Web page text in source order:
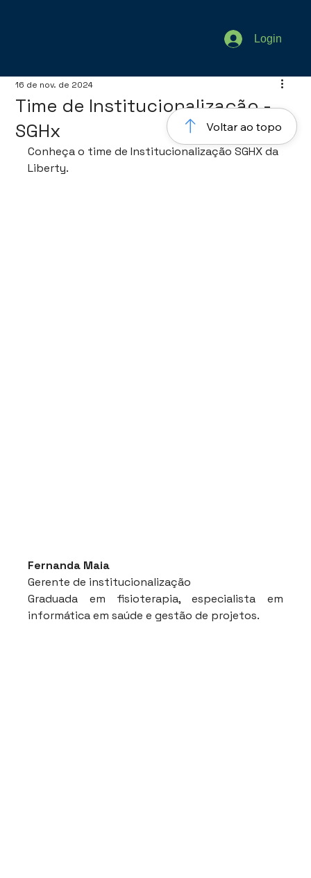
Login
Time de Institucionalização -
SGHx
16 de nov. de 2024
Conheça o time de Institucionalização SGHX da
Liberty.
Fernanda Maia
Gerente de institucionalização
Graduada em fisioterapia, especialista em
informática em saúde e gestão de projetos.
Voltar ao topo